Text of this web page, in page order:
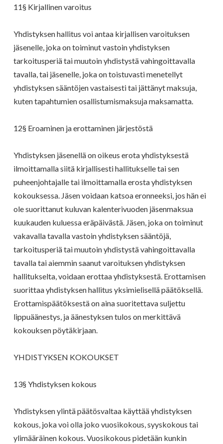
11§ Kirjallinen varoitus
Yhdistyksen hallitus voi antaa kirjallisen varoituksen
jäsenelle, joka on toiminut vastoin yhdistyksen
tarkoitusperiä tai muutoin yhdistystä vahingoittavalla
tavalla, tai jäsenelle, joka on toistuvasti menetellyt
yhdistyksen sääntöjen vastaisesti tai jättänyt maksuja,
kuten tapahtumien osallistumismaksuja maksamatta.
12§ Eroaminen ja erottaminen järjestöstä
Yhdistyksen jäsenellä on oikeus erota yhdistyksestä
ilmoittamalla siitä kirjallisesti hallitukselle tai sen
puheenjohtajalle tai ilmoittamalla erosta yhdistyksen
kokouksessa. Jäsen voidaan katsoa eronneeksi, jos hän ei
ole suorittanut kuluvan kalenterivuoden jäsenmaksua
kuukauden kuluessa eräpäivästä. Jäsen, joka on toiminut
vakavalla tavalla vastoin yhdistyksen sääntöjä,
tarkoitusperiä tai muutoin yhdistystä vahingoittavalla
tavalla tai aiemmin saanut varoituksen yhdistyksen
hallitukselta, voidaan erottaa yhdistyksestä. Erottamisen
suorittaa yhdistyksen hallitus yksimielisellä päätöksellä.
Erottamispäätöksestä on aina suoritettava suljettu
lippuäänestys, ja äänestyksen tulos on merkittävä
kokouksen pöytäkirjaan.
YHDISTYKSEN KOKOUKSET
13§ Yhdistyksen kokous
Yhdistyksen ylintä päätösvaltaa käyttää yhdistyksen
kokous, joka voi olla joko vuosikokous, syyskokous tai
ylimääräinen kokous. Vuosikokous pidetään kunkin